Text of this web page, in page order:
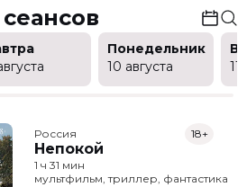
Понедельник
10 августа
11
Россия
Непокой
18+
1 ч 31 мин
мультфильм, триллер, фантастика